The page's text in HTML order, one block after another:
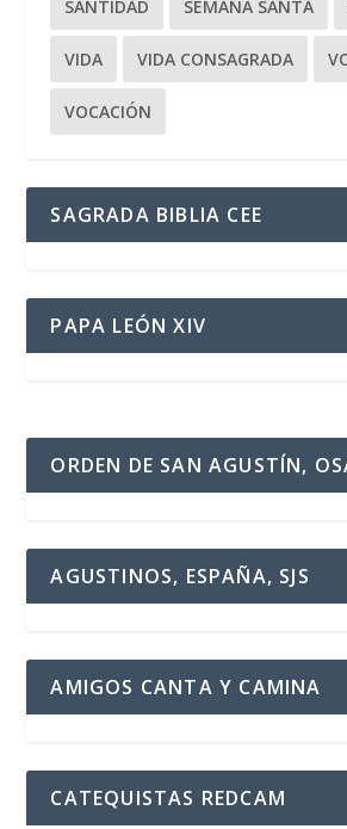
SANTIDAD SEMANA SANTA
VIDA VIDA CONSAGRADA
VOCACIÓN
SAGRADA BIBLIA CEE
PAPA LEÓN XIV
ORDEN DE SAN AGUSTÍN,
AGUSTINOS, ESPAÑA, SJS
AMIGOS CANTA Y CAMINA
CATEQUISTAS REDCAM